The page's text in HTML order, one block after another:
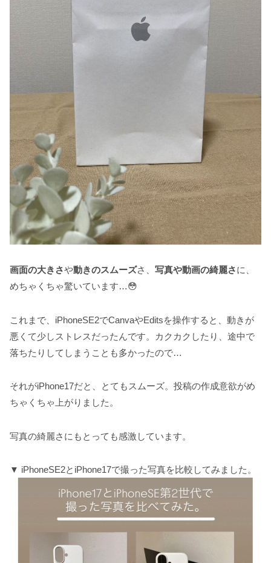
画面の大きさや動きのスムーズさ、 写真や動画の綺麗さに、
めちゃくちゃ驚いています…😳
これまで、iPhoneSE2でCanvaやEditsを操作すると、動きが
悪くて少しストレスだったんです。カクカクしたり、途中で
落ちたりしてしまうことも多かったので…
それがiPhone17だと、とてもスムーズ。投稿の作成意欲がめ
ちゃくちゃ上がりました。
写真の綺麗さにもとっても感激しています。
▼ iPhoneSE2とiPhone17で撮った写真を比較してみました。